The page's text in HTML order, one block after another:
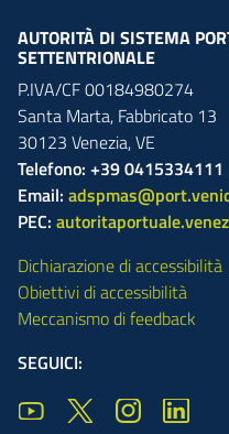
AUTORITÀ DI SISTEMA
SETTENTRIONALE
P.IVA/CF 00184980274
Santa Marta, Fabbricato 13
30123 Venezia,VE
Telefono: +39 0415334111
Email:
PEC:
Dichiarazione di accessibilità
Obiettivi di accessibilità
Meccanismo di feedback
SEGUICI: